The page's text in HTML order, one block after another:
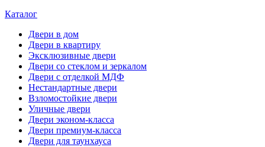
Каталог
Двери в дом
Двери в квартиру
Эксклюзивные двери
Двери со стеклом и зеркалом
Двери с отделкой МДФ
Нестандартные двери
Взломостойкие двери
Уличные двери
Двери эконом-класса
Двери премиум-класса
Двери для таунхауса